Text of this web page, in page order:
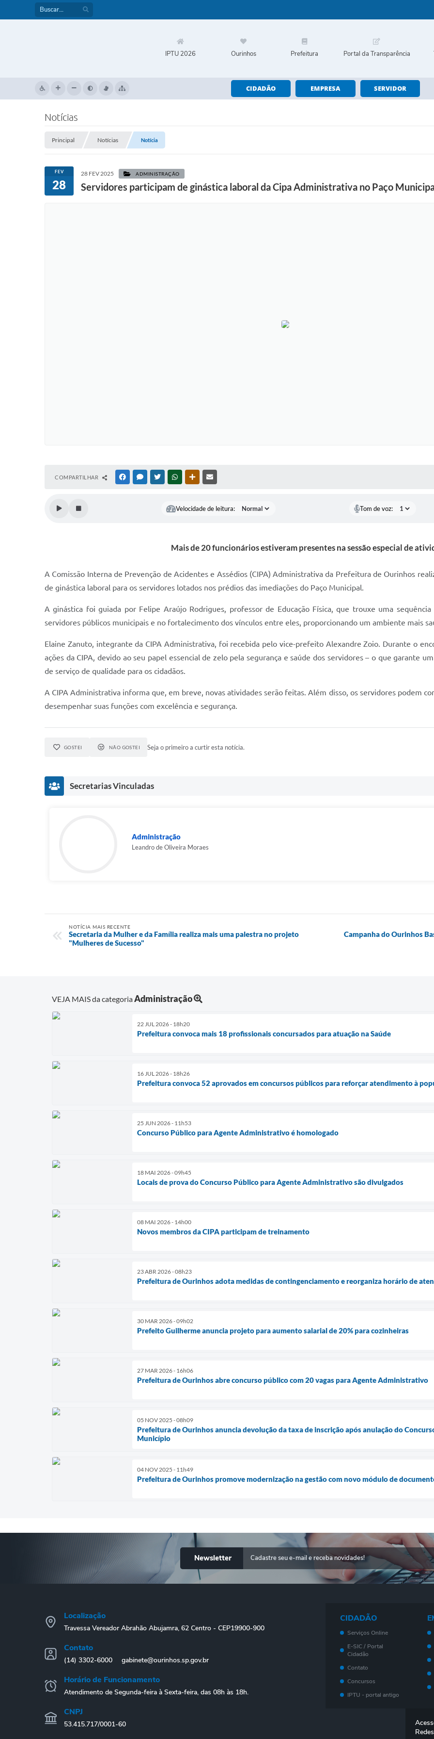
IPTU 2026 Ourinhos Prefeitura Portal da Transparência
CIDADÃO EMPRESA SERVIDOR
Notícias
Principal Notícias Notícia
FEV
28
28 FEV 2025 ADMINISTRAÇÃO
Servidores participam de ginástica laboral da Cipa Administrativa no Paço
COMPARTILHAR FACEBOOKMESSENGER
TWITTERWHATSAPPOUTRAS MÍDIAS
Velocidade de leitura: Tom de voz:
Mais de 20 funcionários estiveram presentes na sessão especial de
A Comissão Interna de Prevenção de Acidentes e Assédios (CIPA) Administrativa da Prefeitura de Ourinhos
de ginástica laboral para os servidores lotados nos prédios das imediações do Paço Municipal.
A ginástica foi guiada por Felipe Araújo Rodrigues, professor de Educação Física, que trouxe uma
servidores públicos municipais e no fortalecimento dos vínculos entre eles, proporcionando um ambiente mais
Elaine Zanuto, integrante da CIPA Administrativa, foi recebida pelo vice-prefeito Alexandre Zoio. Durante o
ações da CIPA, devido ao seu papel essencial de zelo pela segurança e saúde dos servidores – o que garante
de serviço de qualidade para os cidadãos.
A CIPA Administrativa informa que, em breve, novas atividades serão feitas. Além disso, os servidores podem
desempenhar suas funções com excelência e segurança.
GOSTEI NÃO GOSTEI Seja o primeiro a curtir esta notícia.
Secretarias Vinculadas
Administração
Leandro de Oliveira Moraes
NOTÍCIA MAIS RECENTE
Secretaria da Mulher e da Família realiza mais uma palestra no projeto
"Mulheres de Sucesso"
Campanha do Ourinhos
VEJA MAIS da categoriaAdministração
22 JUL 2026 - 18h20
Prefeitura convoca mais 18 profissionais concursados para atuação na Saúde
16 JUL 2026 - 18h26
Prefeitura convoca 52 aprovados em concursos públicos para reforçar atendimento à
25 JUN 2026 - 11h53
Concurso Público para Agente Administrativo é homologado
18 MAI 2026 - 09h45
Locais de prova do Concurso Público para Agente Administrativo são divulgados
08 MAI 2026 - 14h00
Novos membros da CIPA participam de treinamento
23 ABR 2026 - 08h23
Prefeitura de Ourinhos adota medidas de contingenciamento e reorganiza horário de
30 MAR 2026 - 09h02
Prefeito Guilherme anuncia projeto para aumento salarial de 20% para cozinheiras
27 MAR 2026 - 16h06
Prefeitura de Ourinhos abre concurso público com 20 vagas para Agente Administrativo
05 NOV 2025 - 08h09
Prefeitura de Ourinhos anuncia devolução da taxa de inscrição após anulação do
Município
04 NOV 2025 - 11h49
Prefeitura de Ourinhos promove modernização na gestão com novo módulo de
Newsletter
Localização
Travessa Vereador Abrahão Abujamra, 62 Centro - CEP19900-900
Contato
(14) 3302-6000 gabinete@ourinhos.sp.gov.br
Horário de Funcionamento
Atendimento de Segunda-feira à Sexta-feira, das 08h às 18h.
CNPJ
53.415.717/0001-60
CIDADÃO
Serviços Online
E-SIC / Portal
Cidadão
Contato
Concursos
IPTU - portal antigo